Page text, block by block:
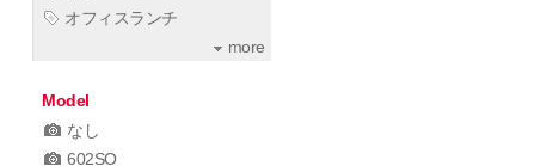
オフィスランチ
more
Model
なし
602SO